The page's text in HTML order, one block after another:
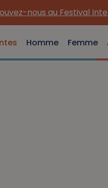
nous au Festival
Homme Femme